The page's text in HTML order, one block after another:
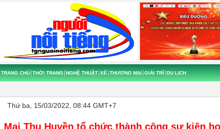
TRANG CHỦ THỜI TRANG NGHỆ THUẬT XẾ THƯƠNG MẠI GIẢI TRÍ DU LỊCH
Thứ ba, 15/03/2022, 08:44 GMT+7
Mai Thu Huyền tổ chức thành công sự kiện